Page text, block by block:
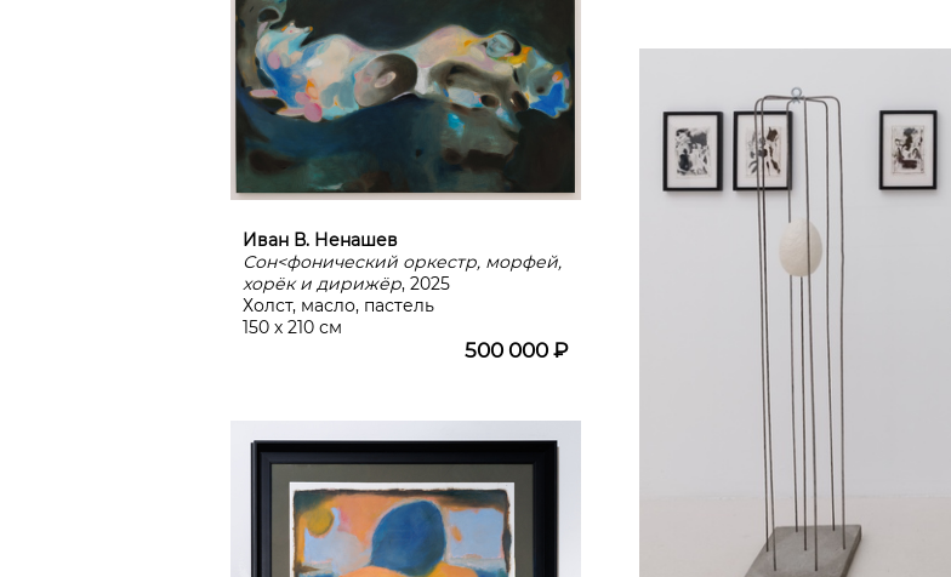
Иван В. Ненашев
Сон<фонический оркестр, морфей,
хорёк и дирижёр, 2025
Холст, масло, пастель
150 х 210 см
500 000 ₽